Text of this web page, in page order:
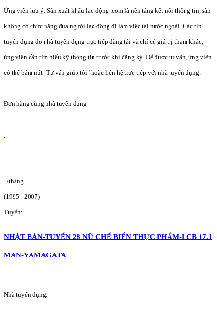
Ứng viên lưu ý: Sàn xuất khẩu lao động .com là nền tảng kết nối thông tin, sàn
không có chức năng đưa người lao động đi làm việc tại nước ngoài. Các tin
tuyển dụng do nhà tuyển dụng trực tiếp đăng tải và chỉ có giá trị tham khảo,
ứng viên cần tìm hiểu kỹ thông tin trước khi đăng ký. Để được tư vấn, ứng viên
có thể bấm nút "Tư vấn giúp tôi" hoặc liên hệ trực tiếp với nhà tuyển dụng.
Đơn hàng cùng nhà tuyển dụng
/tháng
(1995 - 2007)
Tuyển:
NHẬT BẢN-TUYỂN 28 NỮ CHẾ BIẾN THỰC PHẨM-LCB 17.1
MAN-YAMAGATA
Nhà tuyển dụng: